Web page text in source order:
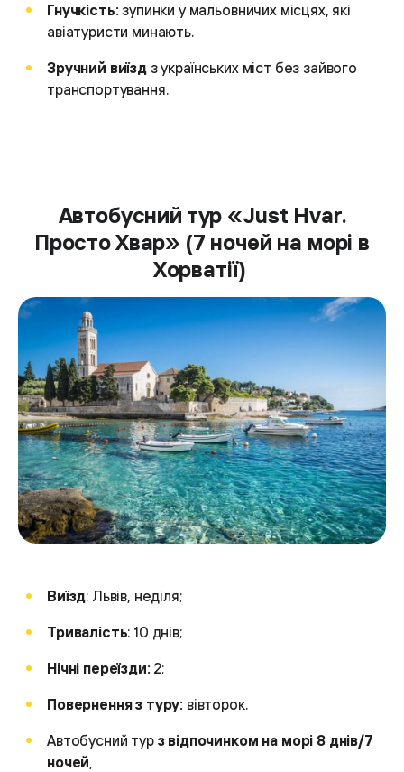
Гнучкість:зупинки у мальовничих місцях, які
авіатуристи минають.
Зручний виїзд з українських міст без зайвого
транспортування.
Автобусний тур «Just Hvar.
Просто Хвар» (7 ночей на морі в
Хорватії)
Виїзд: Львів, неділя;
Тривалість: 10 днів;
Нічні переїзди: 2;
Повернення з туру: вівторок.
Автобусний тур з відпочинком на морі 8 днів/7
ночей